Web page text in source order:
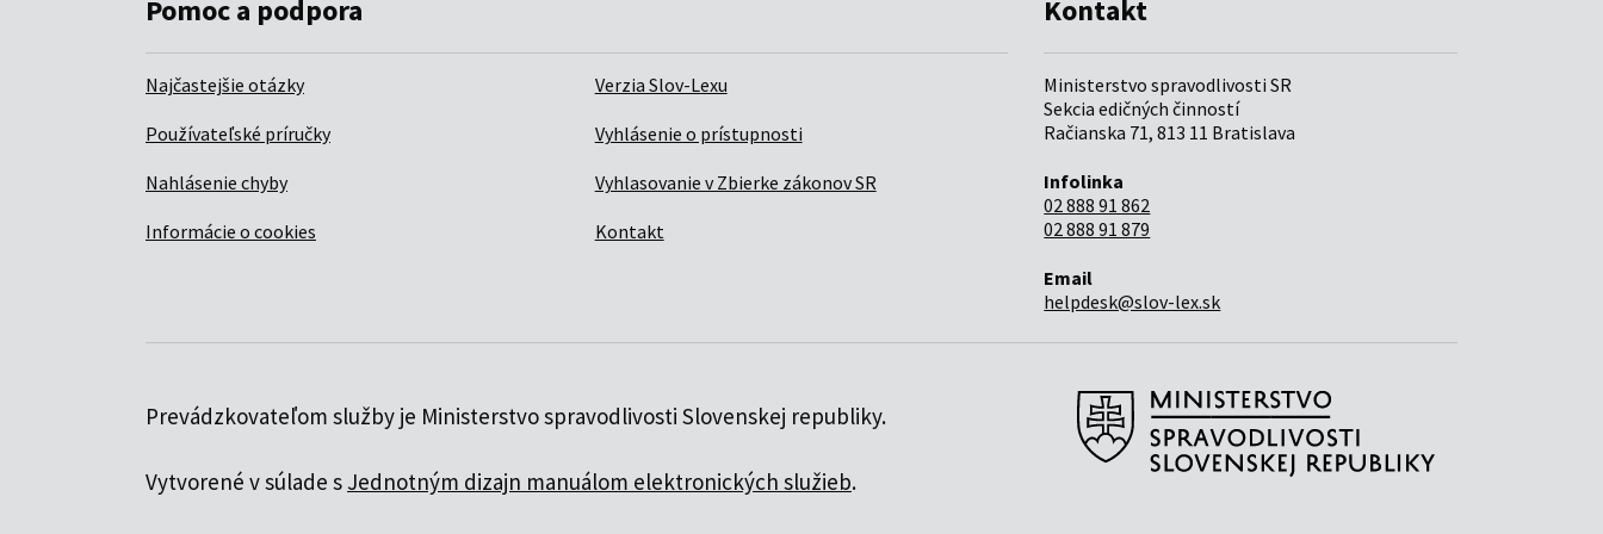
Pomoc a podpora
Najčastejšie otázky
Používateľské príručky
Nahlásenie chyby
Informácie o cookies
Verzia Slov-Lexu
Vyhlásenie o prístupnosti
Vyhlasovanie v Zbierke zákonov SR
Kontakt
Kontakt
Ministerstvo spravodlivosti SR
Sekcia edičných činností
Račianska 71, 813 11 Bratislava
Infolinka
02 888 91 862
02 888 91 879
Email
helpdesk@slov-lex.sk
Prevádzkovateľom služby je Ministerstvo spravodlivosti Slovenskej republiky.
Vytvorené v súlade s Jednotným dizajn manuálom elektronických služieb.